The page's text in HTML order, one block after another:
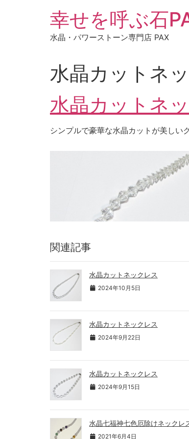
幸せを呼ぶ石
水晶・パワーストーン専門店 PAX
水晶カットネ
水晶カットネ
シンプルで豪華な水晶カットが美しい
関連記事
水晶カットネックレス
2024年10月5日
水晶カットネックレス
2024年9月22日
水晶カットネックレス
2024年9月15日
水晶七福神七色厄除けネックレ
2021年6月4日